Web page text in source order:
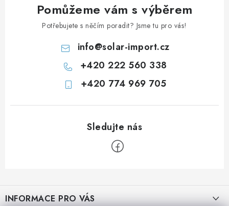
Prodejna NEHVIZDY
Prodejna ÚSTÍ n. LABEM
KONTAKTY
POŠTOVNÉ A DOPRAVA
OBCHODNÍ PODMÍNKY
OVĚŘOVÁNÍ RECENZÍ
ZPĚTNÝ ODBĚR ELEKTROZAŘÍZENÍ, BATERIÍ A
Pomůžeme vám s výběrem
Potřebujete s něčím poradit? Jsme tu pro vás!
info@solar-import.cz
+420 222 560 338
+420 774 969 705
INFORMACE PRO VÁS